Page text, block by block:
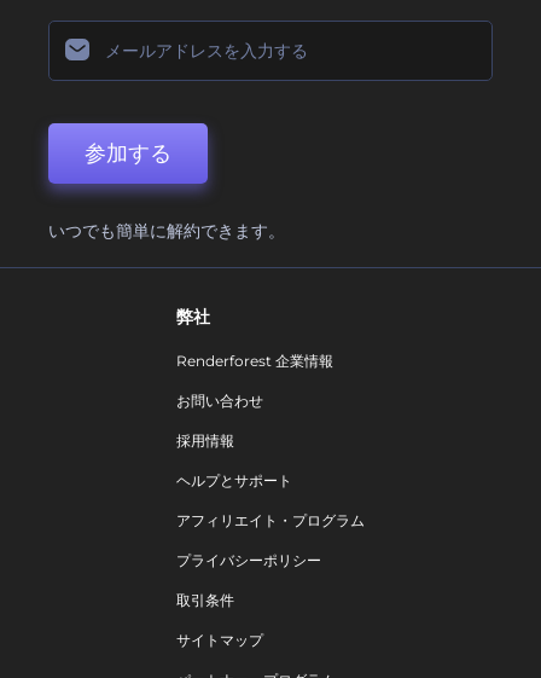
参加する
いつでも簡単に解約できます。
弊社
Renderforest 企業情報
お問い合わせ
採用情報
ヘルプとサポート
アフィリエイト・プログラム
プライバシーポリシー
取引条件
サイトマップ